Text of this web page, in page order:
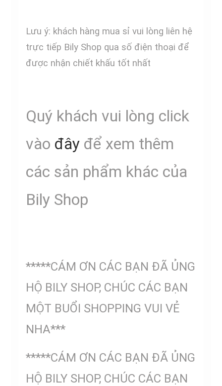
Lưu ý: khách hàng mua sỉ vui lòng liên hệ
trực tiếp Bily Shop qua số điện thoại để
được nhận chiết khấu tốt nhất
Quý khách vui lòng click
vào đâyđể xem thêm
các sản phẩm khác của
Bily Shop
*****CÁM ƠN CÁC BẠN ĐÃ ỦNG
HỘ BILY SHOP, CHÚC CÁC BẠN
MỘT BUỔI SHOPPING VUI VẺ
NHA***
*****CÁM ƠN CÁC BẠN ĐÃ ỦNG
HỘ BILY SHOP, CHÚC CÁC BẠN